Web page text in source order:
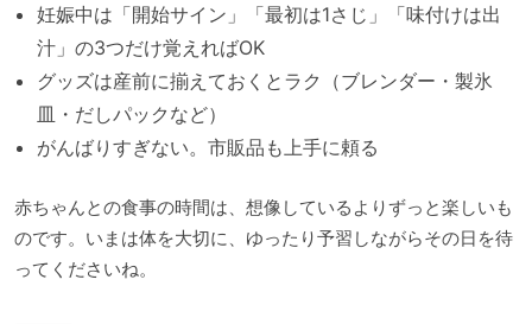
妊娠中は「開始サイン」「最初は1さじ」「味付けは出
汁」の3つだけ覚えればOK
グッズは産前に揃えておくとラク（ブレンダー・製氷
皿・だしパックなど）
がんばりすぎない。市販品も上手に頼る
赤ちゃんとの食事の時間は、想像しているよりずっと楽しいも
のです。いまは体を大切に、ゆったり予習しながらその日を待
ってくださいね。